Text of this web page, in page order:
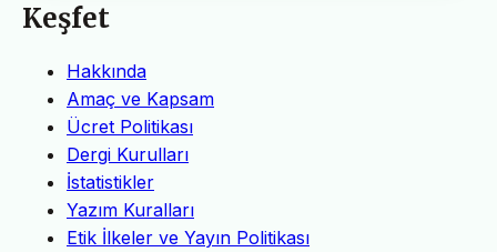
Keşfet
Hakkında
Amaç ve Kapsam
Ücret Politikası
Dergi Kurulları
İstatistikler
Yazım Kuralları
Etik İlkeler ve Yayın Politikası